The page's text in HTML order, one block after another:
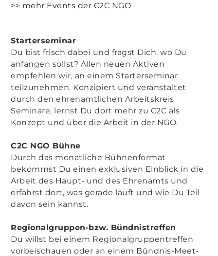
>> mehr Events der C2C NGO
Starterseminar
Du bist frisch dabei und fragst Dich, wo Du
anfangen sollst? Allen neuen Aktiven
empfehlen wir, an einem Starterseminar
teilzunehmen. Konzipiert und veranstaltet
durch den ehrenamtlichen Arbeitskreis
Seminare, lernst Du dort mehr zu C2C als
Konzept und über die Arbeit in der NGO.
C2C NGO Bühne
Durch das monatliche Bühnenformat
bekommst Du einen exklusiven Einblick in die
Arbeit des Haupt- und des Ehrenamts und
erfährst dort, was gerade läuft und wie Du Teil
davon sein kannst.
Regionalgruppen-bzw. Bündnistreffen
Du willst bei einem Regionalgruppentreffen
vorbeischauen oder an einem Bündnis-Meet-